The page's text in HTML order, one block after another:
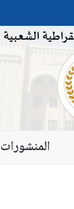
الشعبية
المنشورات